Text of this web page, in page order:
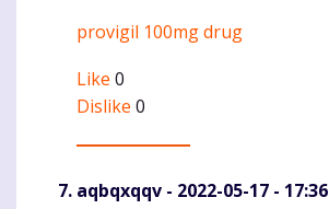
Komentaras
provigil 100mg drug
Like 0
Dislike 0
aqbqxqqv - 2022-05-17 - 17:36